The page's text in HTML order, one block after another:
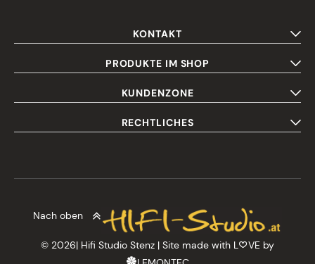
KONTAKT
PRODUKTE IM SHOP
KUNDENZONE
RECHTLICHES
Nach oben
© 2026| Hifi Studio Stenz | Site made with L
VE by